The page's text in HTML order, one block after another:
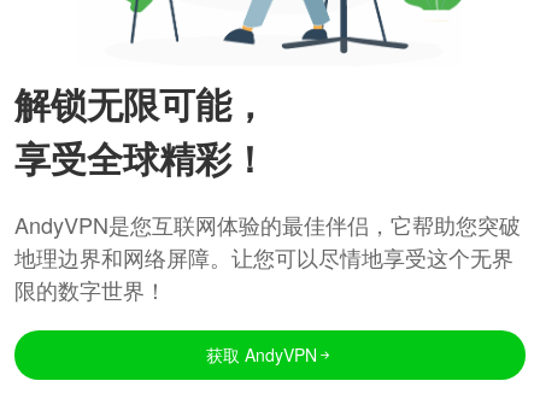
解锁无限可能，
享受全球精彩！
AndyVPN是您互联网体验的最佳伴侣，它帮助您突破
地理边界和网络屏障。让您可以尽情地享受这个无界
限的数字世界！
获取 AndyVPN